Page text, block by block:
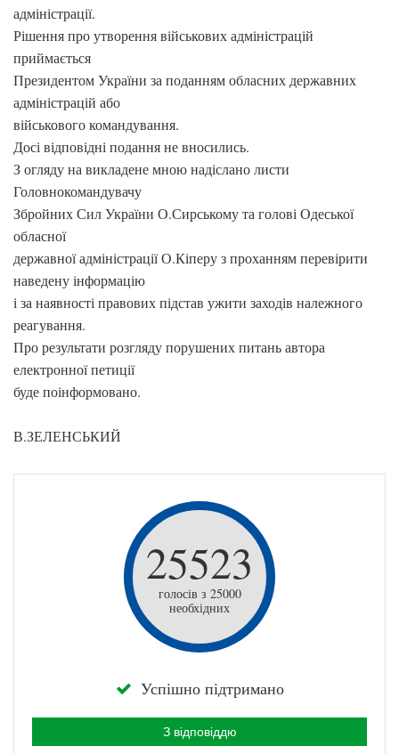
адміністрації.
Рішення про утворення військових адміністрацій
приймається
Президентом України за поданням обласних державних
адміністрацій або
військового командування.
Досі відповідні подання не вносились.
З огляду на викладене мною надіслано листи
Головнокомандувачу
Збройних Сил України О.Сирському та голові Одеської
обласної
державної адміністрації О.Кіперу з проханням перевірити
наведену інформацію
і за наявності правових підстав ужити заходів належного
реагування.
Про результати розгляду порушених питань автора
електронної петиції
буде поінформовано.
В.ЗЕЛЕНСЬКИЙ
25523
голосів з 25000
необхідних
Успішно підтримано
З відповіддю